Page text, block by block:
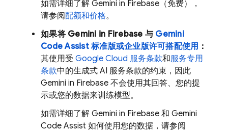
如需详细了解 Gemini in Firebase （免费），
请参阅配额和价格。
如果将 Gemini in Firebase 与 Gemini
Code Assist标准版或企业版许可搭配使用 ：
其使用受 Google Cloud 服务条款和服务专用
条款中的生成式 AI 服务条款的约束，因此
Gemini in Firebase 不会使用其回答、您的提
示或您的数据来训练模型。
如需详细了解 Gemini in Firebase 和 Gemini
Code Assist 如何使用您的数据，请参阅